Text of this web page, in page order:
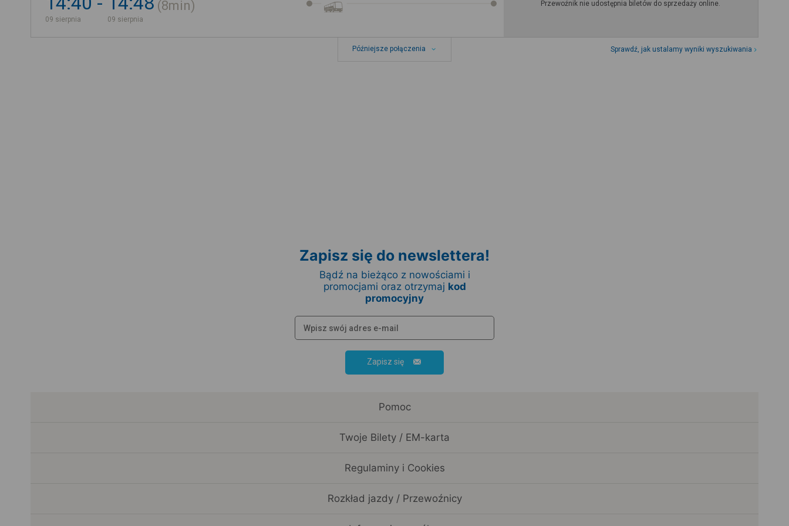
09 sierpnia 09 sierpnia
8min Przewoźnik nie udostępnia biletów do sprzedaży online.
Późniejsze połączenia Sprawdź, jak ustalamy wyniki wyszukiwania
Zapisz się do newslettera!
Bądź na bieżąco z nowościami i
promocjami oraz otrzymaj kod
promocyjny
Zapisz się
Pomoc
Twoje Bilety / EM-karta
Regulaminy i Cookies
Rozkład jazdy / Przewoźnicy